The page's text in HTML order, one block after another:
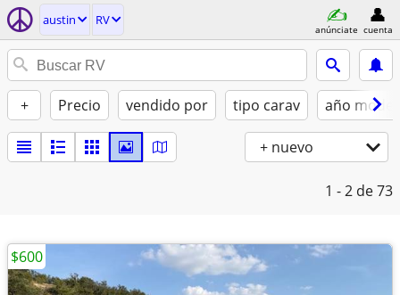
austin RV
anúnciate cuenta
+ Precio vendido por tipo carav año
+ nuevo
1 - 2 de 73
$600